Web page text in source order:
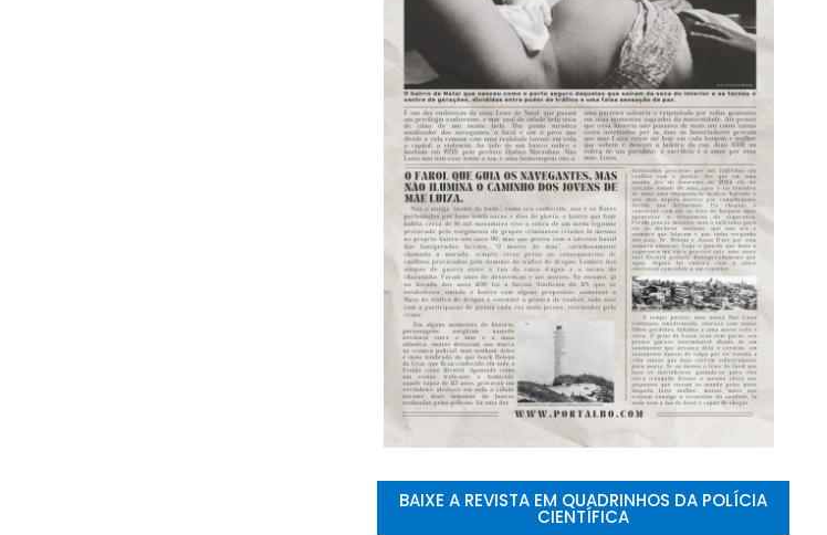
BAIXE A REVISTA EM QUADRINHOS DA POLÍCIA
CIENTÍFICA